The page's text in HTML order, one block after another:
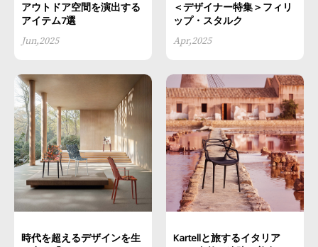
アウトドア空間を演出する
アイテム7選
Jun,2025
＜デザイナー特集＞フィリ
ップ・スタルク
Apr,2025
時代を超えるデザインを生
Kartellと旅するイタリア